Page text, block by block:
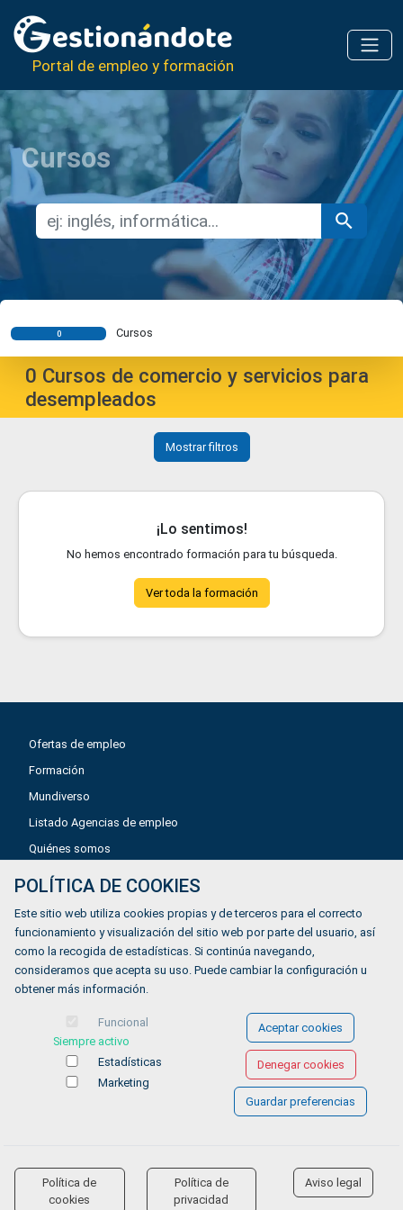
Portal de empleo y formación
Cursos
0 Cursos
0 Cursos de comercio y servicios para
desempleados
Mostrar filtros
¡Lo sentimos!
No hemos encontrado formación para tu búsqueda.
Ver toda la formación
Ofertas de empleo
Formación
Mundiverso
Listado Agencias de empleo
Quiénes somos
Política de privacidad
Política de Cookies
Accesibilidad
© COPYRIGHT 2026 Gestionándote.com
POLÍTICA DE COOKIES
Este sitio web utiliza cookies propias y de terceros para el correcto
funcionamiento y visualización del sitio web por parte del usuario, así
como la recogida de estadísticas. Si continúa navegando,
consideramos que acepta su uso. Puede cambiar la configuración u
obtener más información.
Funcional
Siempre activo
Estadísticas
Marketing
Aceptar cookies
Denegar cookies
Guardar preferencias
Política de
cookies
Política de
privacidad
Aviso legal